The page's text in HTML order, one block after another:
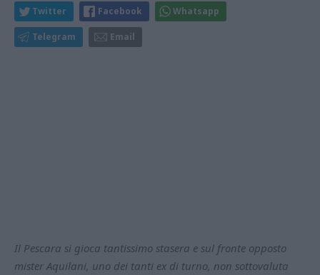
Twitter Facebook Whatsapp
Telegram Email
Il Pescara si gioca tantissimo stasera e sul fronte opposto
mister Aquilani, uno dei tanti ex di turno, non sottovaluta